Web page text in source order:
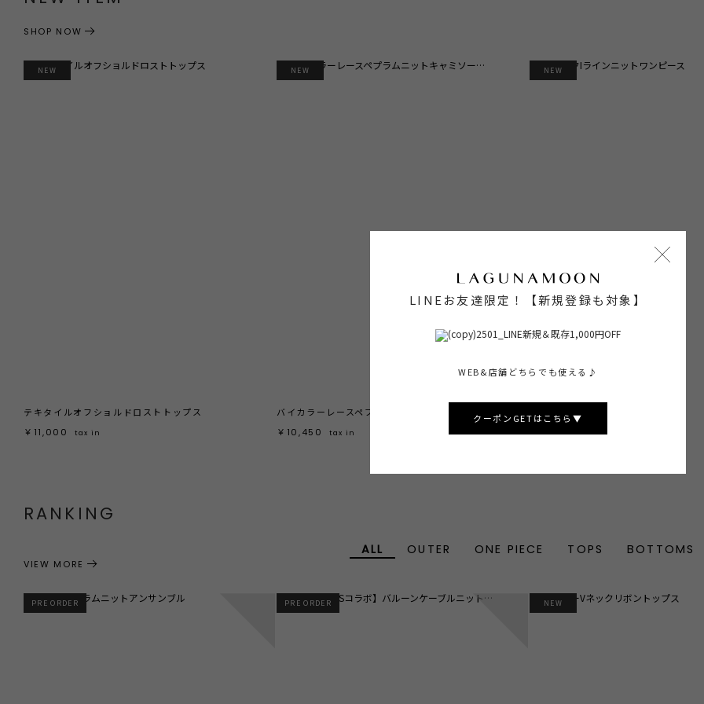
NEW
テキタイルオフショルドロストトップス
￥11,000
tax in
NEW
バイカラーレースペプラムニットキャミソール
￥10,450
tax in
NEW
￥16,500
tax in
SHOP NOW
RANKING
ALL OUTER ONE PIECE TOPS BOTTOMS
PRE ORDER PRE ORDER NEW
VIEW MORE
LINEお友達限定！【新規登録も対象】
WEB&店舗どちらでも使える♪
クーポンGETはこちら▼